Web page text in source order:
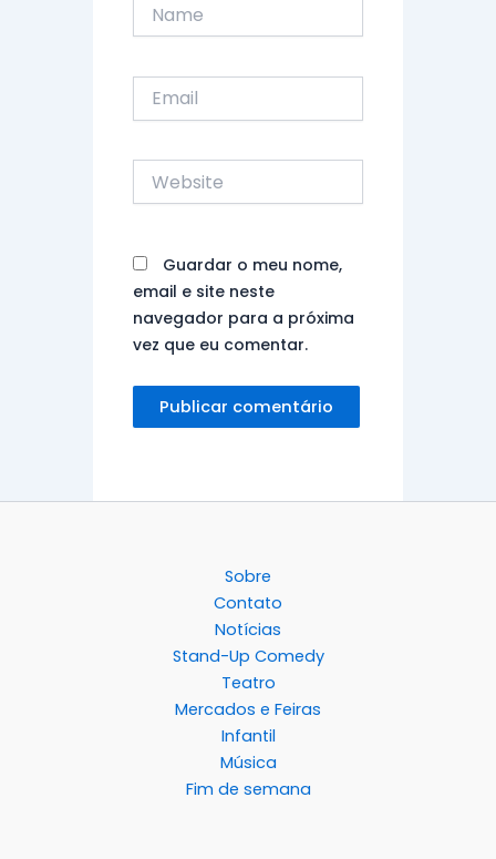
Website
Guardar o meu nome,
email e site neste
navegador para a próxima
vez que eu comentar.
Sobre
Contato
Notícias
Stand-Up Comedy
Teatro
Mercados e Feiras
Infantil
Música
Fim de semana